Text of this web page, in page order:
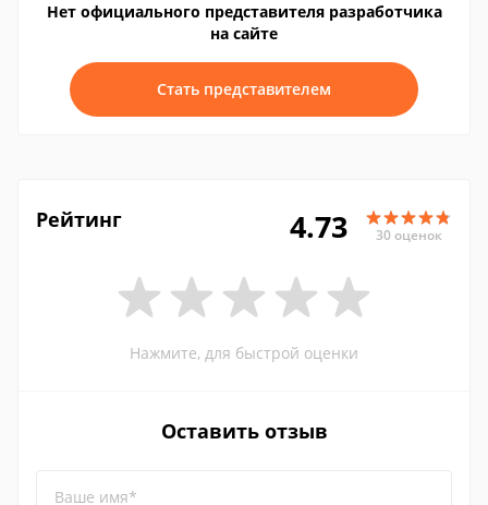
Нет официального представителя разработчика
на сайте
Стать представителем
Рейтинг 4.73 30 оценок
Нажмите, для быстрой оценки
Оставить отзыв
Ваше имя*